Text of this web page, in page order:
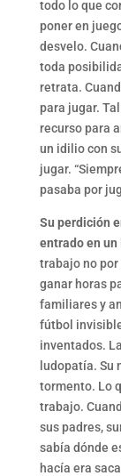
todo lo que
poner en
desvelo.
toda
retrata.
para jugar.
recurso para
un idilio con
jugar.
pasaba por
Su perdición
entrado en
trabajo no
ganar horas
familiares y
fútbol
inventados.
ludopatía. Su
tormento. Lo
trabajo.
sus padres,
sabía dónde
hacía era